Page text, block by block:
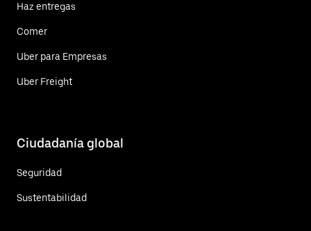
Haz entregas
Comer
Uber para Empresas
Uber Freight
Ciudadanía global
Seguridad
Sustentabilidad